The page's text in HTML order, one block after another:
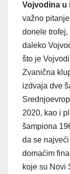
Vojvodina u
važno
donele
daleko
što je
Zvanična
izdvaja dve
2020, kao i
šampiona
da se
domaćim
koje su Novi